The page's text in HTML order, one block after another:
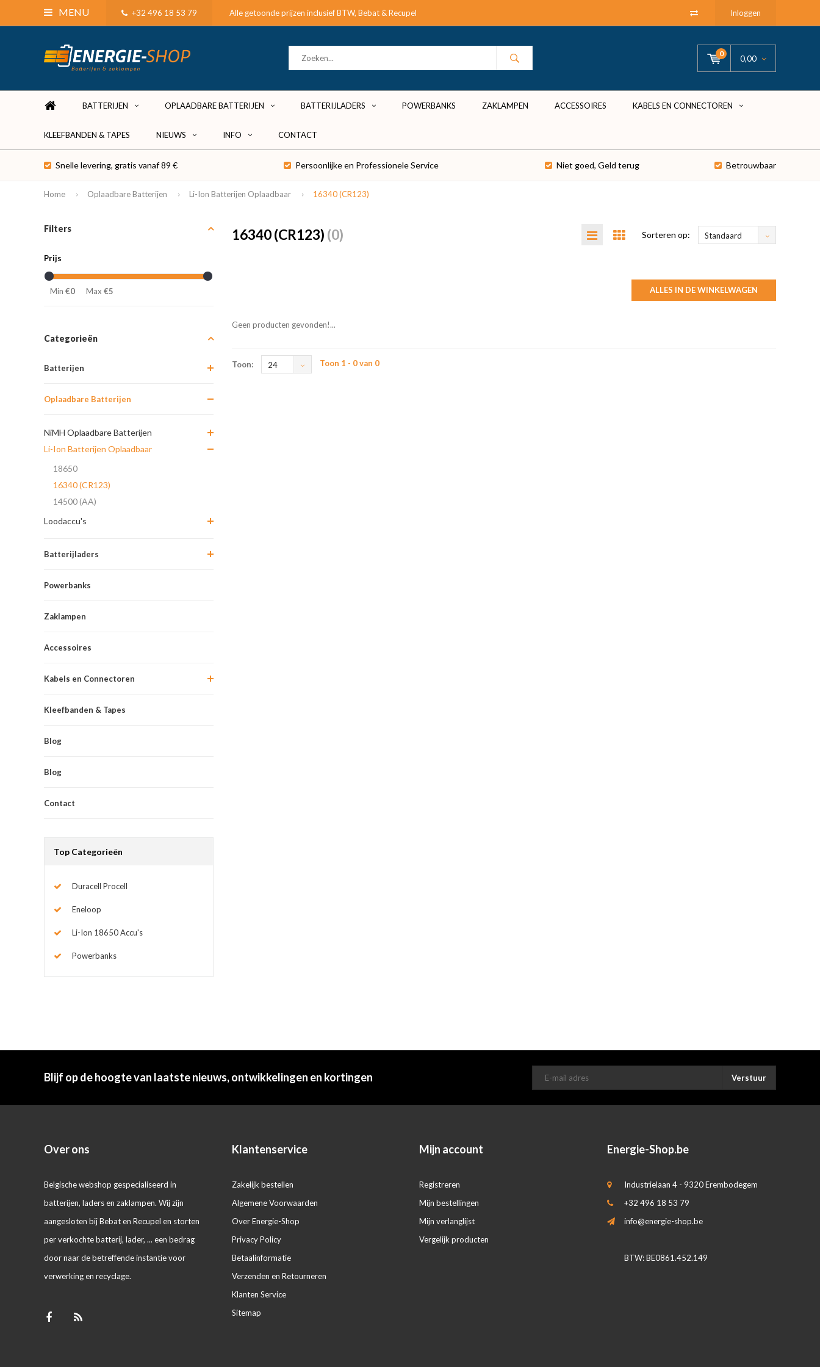
MENU +32 496 18 53 79 Alle getoonde prijzen inclusief BTW, Bebat & Recupel Inloggen
0
0,00
BATTERIJEN OPLAADBARE BATTERIJEN BATTERIJLADERS POWERBANKS ZAKLAMPEN ACCESSOIRES KABELS EN CONNECTOREN
KLEEFBANDEN & TAPES NIEUWS INFO CONTACT
Snelle levering, gratis vanaf 89 € Persoonlijke en Professionele Service Niet goed, Geld terug Betrouwbaar
Home Oplaadbare Batterijen Li-Ion Batterijen Oplaadbaar 16340 (CR123)
Filters
Prijs
Min €0 Max €5
Categorieën
Batterijen
Oplaadbare Batterijen
NiMH Oplaadbare Batterijen
Li-Ion Batterijen Oplaadbaar
18650
16340 (CR123)
14500 (AA)
Loodaccu's
Batterijladers
Powerbanks
Zaklampen
Accessoires
Kabels en Connectoren
Kleefbanden & Tapes
Blog
Blog
Contact
Top Categorieën
Duracell Procell
Eneloop
Li-Ion 18650 Accu's
Powerbanks
16340 (CR123) (0) Sorteren op: Standaard
ALLES IN DE WINKELWAGEN
Geen producten gevonden!...
Toon: 24 Toon 1 - 0 van 0
Blijf op de hoogte van laatste nieuws, ontwikkelingen en kortingen Verstuur
Over ons
Belgische webshop gespecialiseerd in
batterijen, laders en zaklampen. Wij zijn
aangesloten bij Bebat en Recupel en storten
per verkochte batterij, lader, ... een bedrag
door naar de betreffende instantie voor
verwerking en recyclage.
Klantenservice
Zakelijk bestellen
Algemene Voorwaarden
Over Energie-Shop
Privacy Policy
Betaalinformatie
Verzenden en Retourneren
Klanten Service
Sitemap
Mijn account
Registreren
Mijn bestellingen
Mijn verlanglijst
Vergelijk producten
Energie-Shop.be
Industrielaan 4 - 9320 Erembodegem
+32 496 18 53 79
info@energie-shop.be
BTW: BE0861.452.149